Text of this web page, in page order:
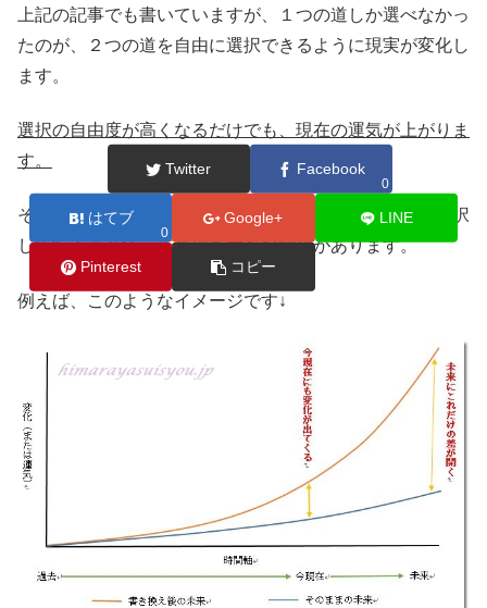
上記の記事でも書いていますが、１つの道しか選べなかっ
たのが、２つの道を自由に選択できるように現実が変化し
ます。
選択の自由度が高くなるだけでも、現在の運気が上がりま
す。
そして、運気の良い方、波動の高い方などを意図して選択
して行くことで、未来にも大きな変化があります。
例えば、このようなイメージです↓
Twitter Facebook
0
はてブ
0
Google+ LINE
Pinterest コピー